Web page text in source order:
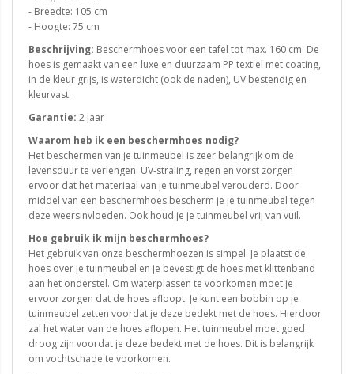
- Breedte: 105 cm
- Hoogte: 75 cm
Beschrijving: Beschermhoes voor een tafel tot max. 160 cm. De
hoes is gemaakt van een luxe en duurzaam PP textiel met coating,
in de kleur grijs, is waterdicht (ook de naden), UV bestendig en
kleurvast.
Garantie: 2 jaar
Waarom heb ik een beschermhoes nodig?
Het beschermen van je tuinmeubel is zeer belangrijk om de
levensduur te verlengen. UV-straling, regen en vorst zorgen
ervoor dat het materiaal van je tuinmeubel verouderd. Door
middel van een beschermhoes bescherm je je tuinmeubel tegen
deze weersinvloeden. Ook houd je je tuinmeubel vrij van vuil.
Hoe gebruik ik mijn beschermhoes?
Het gebruik van onze beschermhoezen is simpel. Je plaatst de
hoes over je tuinmeubel en je bevestigt de hoes met klittenband
aan het onderstel. Om waterplassen te voorkomen moet je
ervoor zorgen dat de hoes afloopt. Je kunt een bobbin op je
tuinmeubel zetten voordat je deze bedekt met de hoes. Hierdoor
zal het water van de hoes aflopen. Het tuinmeubel moet goed
droog zijn voordat je deze bedekt met de hoes. Dit is belangrijk
om vochtschade te voorkomen.